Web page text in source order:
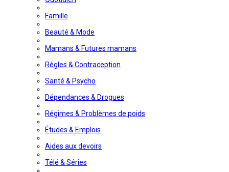
Famille
Beauté & Mode
Mamans & Futures mamans
Règles & Contraception
Santé & Psycho
Dépendances & Drogues
Régimes & Problèmes de poids
Études & Emplois
Aides aux devoirs
Télé & Séries